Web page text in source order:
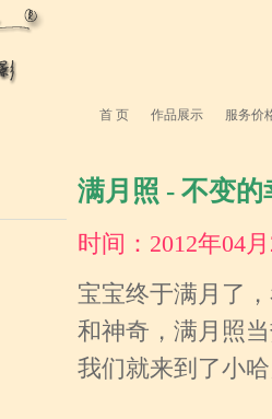
首 页 作品展示 服务价
满月照 - 不变
时间：2012年04
宝宝终于满月了
和神奇，满月照
我们就来到了小